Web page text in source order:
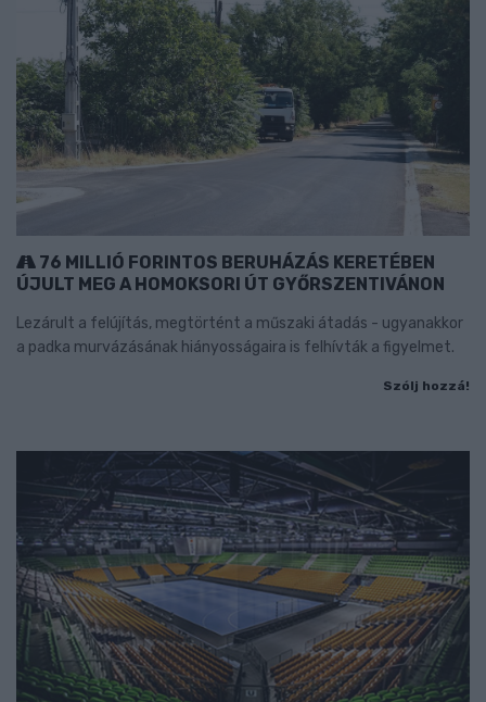
76 MILLIÓ FORINTOS BERUHÁZÁS KERETÉBEN
ÚJULT MEG A HOMOKSORI ÚT GYŐRSZENTIVÁNON
Lezárult a felújítás, megtörtént a műszaki átadás - ugyanakkor
a padka murvázásának hiányosságaira is felhívták a figyelmet.
Szólj hozzá!